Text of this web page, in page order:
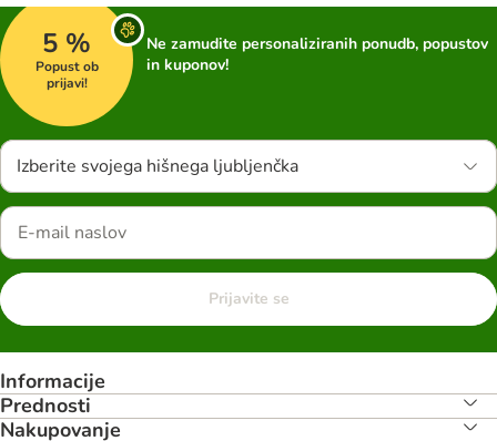
5 %
Popust ob
prijavi!
Ne zamudite personaliziranih ponudb, popustov
in kuponov!
Izberite svojega hišnega ljubljenčka
Prijavite se
Informacije
Prednosti
Nakupovanje